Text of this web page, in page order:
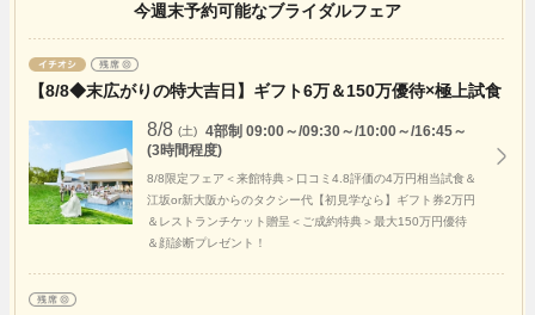
今週末予約可能なブライダルフェア
【8/8◆末広がりの特大吉日】ギフト6万＆150万優待×極上試食
8/8 (土)
4部制 09:00～/09:30～/10:00～/16:45～
(3時間程度)
8/8限定フェア＜来館特典＞口コミ4.8評価の4万円相当試食＆
江坂or新大阪からのタクシー代【初見学なら】ギフト券2万円
＆レストランチケット贈呈＜ご成約特典＞最大150万円優待
＆顔診断プレゼント！